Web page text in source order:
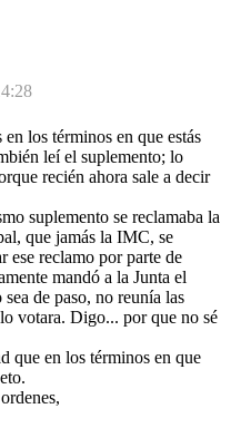
los términos en que estás
leí el suplemento; lo
recién ahora sale a decir
suplemento se reclamaba la
que jamás la IMC, se
ese reclamo por parte de
mandó a la Junta el
de paso, no reunía las
votara. Digo... por que no sé
que en los términos en que